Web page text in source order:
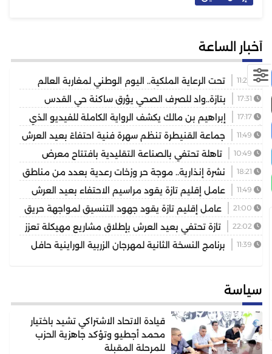
أخبار الساعة
11:29
تحت الرعاية الملكية.. اليوم الوطني لمغاربة العالم
يكرس دور الجالية في خدمة أوراش 2030
بتازة..واد للصرف الصحي يؤرق ساكنة حي القدس
والمسيرة 2 ويهدد الصحة العامةإبراهيم بن مالك يكشف الرواية الكاملة للفيديو الذي
أشعل مواقع التواصل
جماعة القنيطرة تنظم سهرة فنية احتفاءً بعيد العرش
المجيد
تاهلة تحتفي بالصناعة التقليدية بافتتاح معرض
للمنتوجات المحلية بمشاركة عارضين من مختلف جهات المملكة
نشرة إنذارية.. موجة حر وزخات رعدية بعدد من مناطق
المملكة عامل إقليم تازة يقود مراسيم الاحتفاء بعيد العرش
ويكرم موظفين بتوشيحات ملكية
عامل إقليم تازة يقود جهود التنسيق لمواجهة حريق
غابوي بتغزراتينتازة تحتفي بعيد العرش بإطلاق مشاريع مهيكلة تعزز
التنمية المجاليةبرنامج النسخة الثانية لمهرجان الزربية الوراينية حافل
سياسة
قيادة الاتحاد الاشتراكي تشيد باختيار
محمد أجطيو وتؤكد جاهزية الحزب
للمرحلة المقبلة